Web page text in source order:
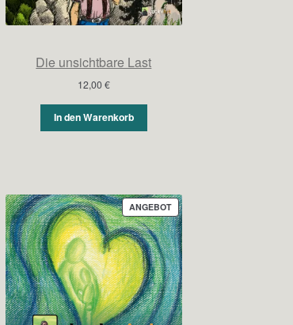
Die unsichtbare Last
12,00€
In den Warenkorb
ANGEBOTPRODUKT
IM
ANGEBOT